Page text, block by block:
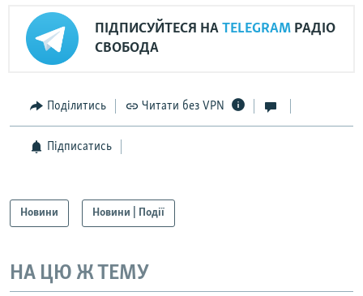
ПІДПИСУЙТЕСЯ НА TELEGRAM РАДІО
СВОБОДА
Поділитись Читати без VPN
Підписатись
Новини Новини | Події
НА ЦЮ Ж ТЕМУ